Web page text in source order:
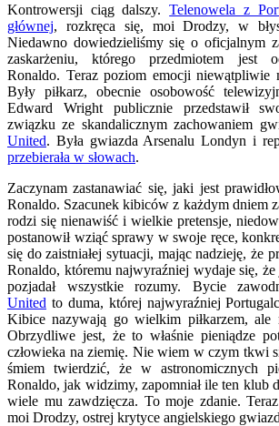
Kontrowersji ciąg dalszy.Telenowela z
głównej, rozkręca się, moi Drodzy, w
Niedawno dowiedzieliśmy się o oficjalnym
zaskarżeniu, którego przedmiotem jest
Ronaldo. Teraz poziom emocji niewątpliwie
Były piłkarz, obecnie osobowość
Edward Wright publicznie przedstawił
związku ze skandalicznym zachowaniem
United. Była gwiazda Arsenalu Londyn i
przebierała w słowach.
Zaczynam zastanawiać się, jaki jest
Ronaldo. Szacunek kibiców z każdym dniem
rodzi się nienawiść i wielkie pretensje,
postanowił wziąć sprawy w swoje ręce,
się do zaistniałej sytuacji, mając nadzieję, że
Ronaldo, któremu najwyraźniej wydaje się,
pozjadał wszystkie rozumy. Bycie
United to duma, której najwyraźniej
Kibice nazywają go wielkim piłkarzem, ale
Obrzydliwe jest, że to właśnie pieniądze
człowieka na ziemię. Nie wiem w czym tkwi
śmiem twierdzić, że w astronomicznych
Ronaldo, jak widzimy, zapomniał ile ten klub
wiele mu zawdzięcza. To moje zdanie.
moi Drodzy, ostrej krytyce angielskiego